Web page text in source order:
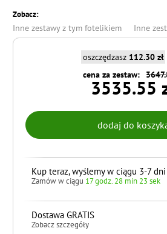
Zobacz:
Inne zestawy z tym fotelikiem Inne
oszczędzasz 112.30 zł
cena za zestaw:
3535.55
Kup teraz, wyślemy w ciągu 3-7 dni
Zamów w ciągu 17 godz. 28 min 21 sek
Dostawa GRATIS
Zobacz szczegóły